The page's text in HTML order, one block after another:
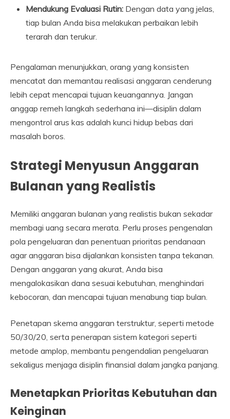
Mendukung Evaluasi Rutin: Dengan data yang jelas,
tiap bulan Anda bisa melakukan perbaikan lebih
terarah dan terukur.
Pengalaman menunjukkan, orang yang konsisten
mencatat dan memantau realisasi anggaran cenderung
lebih cepat mencapai tujuan keuangannya. Jangan
anggap remeh langkah sederhana ini—disiplin dalam
mengontrol arus kas adalah kunci hidup bebas dari
masalah boros.
Strategi Menyusun Anggaran
Bulanan yang Realistis
Memiliki anggaran bulanan yang realistis bukan sekadar
membagi uang secara merata. Perlu proses pengenalan
pola pengeluaran dan penentuan prioritas pendanaan
agar anggaran bisa dijalankan konsisten tanpa tekanan.
Dengan anggaran yang akurat, Anda bisa
mengalokasikan dana sesuai kebutuhan, menghindari
kebocoran, dan mencapai tujuan menabung tiap bulan.
Penetapan skema anggaran terstruktur, seperti metode
50/30/20, serta penerapan sistem kategori seperti
metode amplop, membantu pengendalian pengeluaran
sekaligus menjaga disiplin finansial dalam jangka panjang.
Menetapkan Prioritas Kebutuhan dan
Keinginan